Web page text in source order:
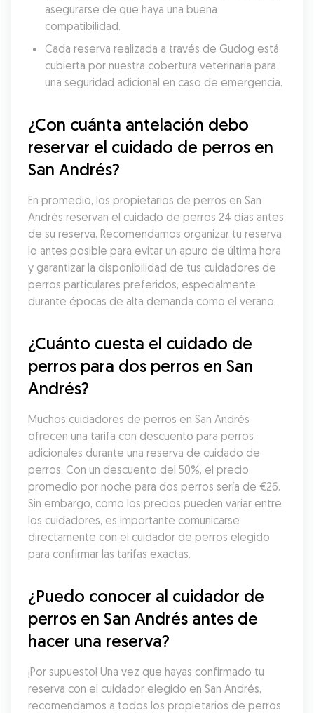
asegurarse de que haya una buena
compatibilidad.
Cada reserva realizada a través de Gudog está
cubierta por nuestra cobertura veterinaria para
una seguridad adicional en caso de emergencia.
¿Con cuánta antelación debo
reservar el cuidado de perros en
San Andrés?
En promedio, los propietarios de perros en San
Andrés reservan el cuidado de perros 24 días antes
de su reserva. Recomendamos organizar tu reserva
lo antes posible para evitar un apuro de última hora
y garantizar la disponibilidad de tus cuidadores de
perros particulares preferidos, especialmente
durante épocas de alta demanda como el verano.
¿Cuánto cuesta el cuidado de
perros para dos perros en San
Andrés?
Muchos cuidadores de perros en San Andrés
ofrecen una tarifa con descuento para perros
adicionales durante una reserva de cuidado de
perros. Con un descuento del 50%, el precio
promedio por noche para dos perros sería de €26.
Sin embargo, como los precios pueden variar entre
los cuidadores, es importante comunicarse
directamente con el cuidador de perros elegido
para confirmar las tarifas exactas.
¿Puedo conocer al cuidador de
perros en San Andrés antes de
hacer una reserva?
¡Por supuesto! Una vez que hayas confirmado tu
reserva con el cuidador elegido en San Andrés,
recomendamos a todos los propietarios de perros